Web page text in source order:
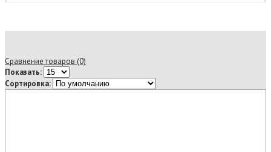
Сравнение товаров (0)
Показать:
Сортировка: